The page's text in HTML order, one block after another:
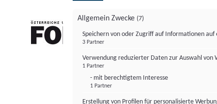
Allgemein Zwecke (7)
Speichern von oder Zugriff auf Informationen auf
3 Partner
Verwendung reduzierter Daten zur Auswahl von
1 Partner
- mit berechtigtem Interesse
1 Partner
Erstellung von Profilen für personalisierte
FONDS professionell